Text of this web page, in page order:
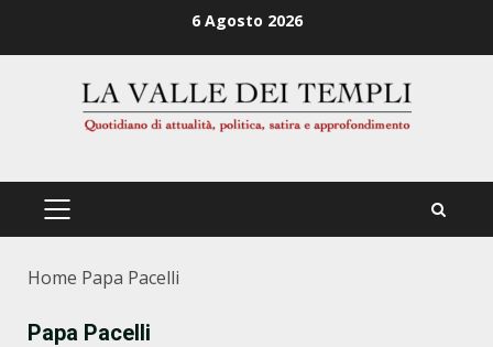
6 Agosto 2026
PRIMÄRES
Home Papa Pacelli
Papa Pacelli